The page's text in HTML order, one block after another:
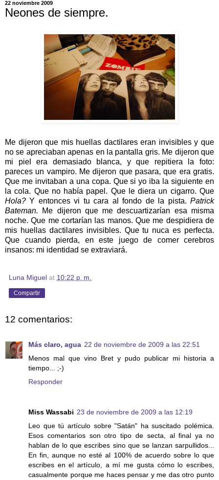
22 noviembre 2009
Neones de siempre.
Me dijeron que mis huellas dactilares eran invisibles y que
no se apreciaban apenas en la pantalla gris. Me dijeron que
mi piel era demasiado blanca, y que repitiera la foto:
pareces un vampiro. Me dijeron que pasara, que era gratis.
Que me invitaban a una copa. Que si yo iba la siguiente en
la cola. Que no había papel. Que le diera un cigarro. Que
Hola? Y entonces vi tu cara al fondo de la pista. Patrick
Bateman. Me dijeron que me descuartizarían esa misma
noche. Que me cortarían las manos. Que me despidiera de
mis huellas dactilares invisibles. Que tu nuca es perfecta.
Que cuando pierda, en este juego de comer cerebros
insanos: mi identidad se extraviará.
Luna Miguel at 10:22 p. m.
Compartir
12 comentarios:
Más claro, agua 22 de noviembre de 2009 a las 22:51
Menos mal que vino Bret y pudo publicar mi historia a
tiempo... ;-)
Responder
Miss Wassabi 23 de noviembre de 2009 a las 12:19
Leo que tú artículo sobre "Satán" ha suscitado polémica.
Esos comentarios son otro tipo de secta, al final ya no
hablan de lo que escribes sino que se lanzan sarpullidos...
En fin, aunque no esté al 100% de acuerdo sobre lo que
escribes en el artículo, a mí me gusta cómo lo escribes,
casualmente porque me haces pensar y me das otro punto